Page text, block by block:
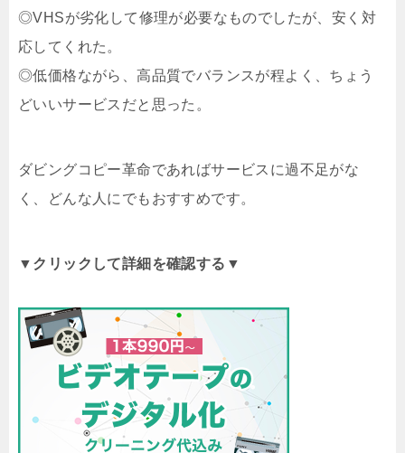
◎VHSが劣化して修理が必要なものでしたが、安く対
応してくれた。
◎低価格ながら、高品質でバランスが程よく、ちょう
どいいサービスだと思った。
ダビングコピー革命であればサービスに過不足がな
く、どんな人にでもおすすめです。
▼クリックして詳細を確認する▼